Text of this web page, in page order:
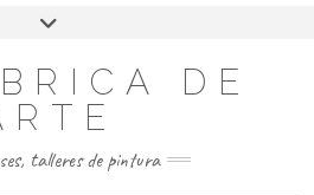
DE
talleres de pintura